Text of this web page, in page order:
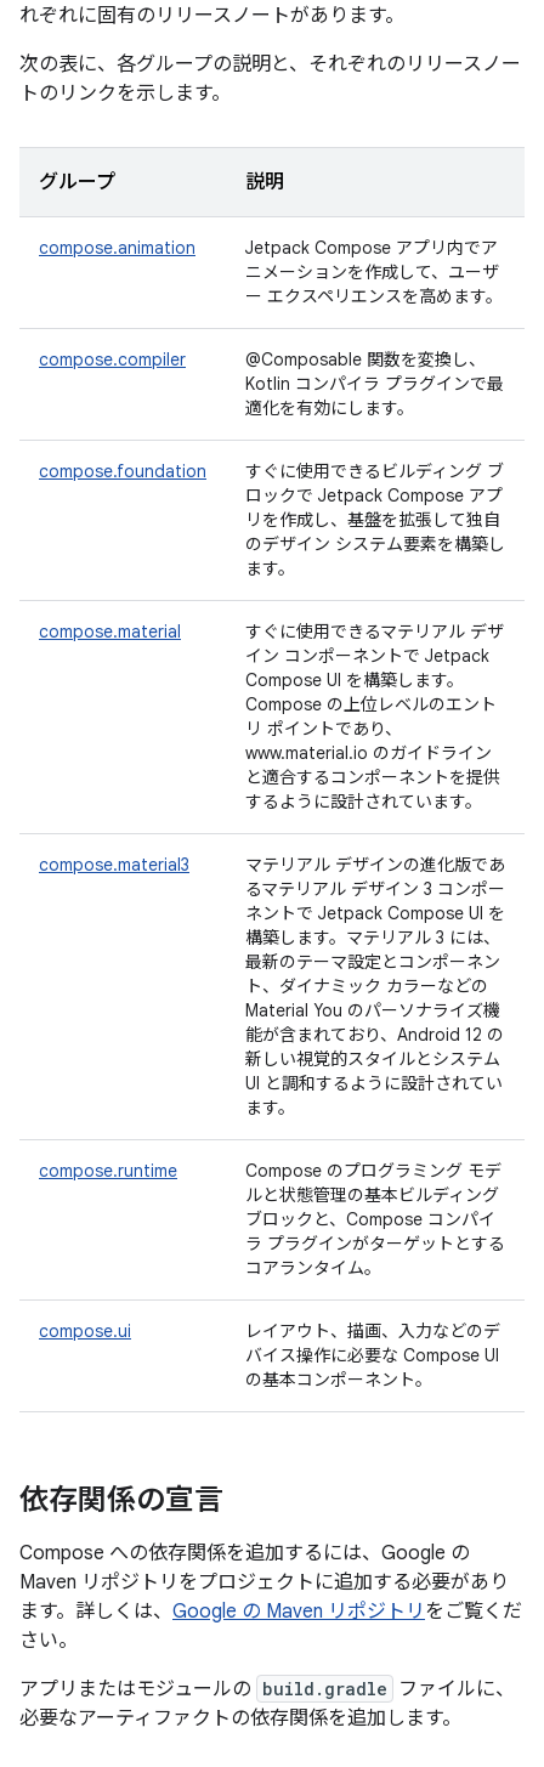
れぞれに固有のリリースノートがあります。
次の表に、各グループの説明と、それぞれのリリースノー
トのリンクを示します。
グループ 説明
compose.animation
Jetpack Compose アプリ内でア
ニメーションを作成して、ユーザ
ー エクスペリエンスを高めます。
compose.compiler
@Composable 関数を変換し、
Kotlin コンパイラ プラグインで最
適化を有効にします。
compose.foundation
すぐに使用できるビルディング ブ
ロックで Jetpack Compose アプ
リを作成し、基盤を拡張して独自
のデザイン システム要素を構築し
ます。
compose.material
すぐに使用できるマテリアル デザ
イン コンポーネントで Jetpack
Compose UI を構築します。
Compose の上位レベルのエント
リ ポイントであり、
www.material.io のガイドライン
と適合するコンポーネントを提供
するように設計されています。
compose.material3
マテリアル デザインの進化版であ
るマテリアル デザイン 3 コンポー
ネントで Jetpack Compose UI を
構築します。マテリアル 3 には、
最新のテーマ設定とコンポーネン
ト、ダイナミック カラーなどの
Material You のパーソナライズ機
能が含まれており、Android 12 の
新しい視覚的スタイルとシステム
UI と調和するように設計されてい
ます。
compose.runtime
Compose のプログラミング モデ
ルと状態管理の基本ビルディング
ブロックと、Compose コンパイ
ラ プラグインがターゲットとする
コアランタイム。
compose.ui
レイアウト、描画、入力などのデ
バイス操作に必要な Compose UI
の基本コンポーネント。
依存関係の宣言
Compose への依存関係を追加するには、Google の
Maven リポジトリをプロジェクトに追加する必要があり
ます。詳しくは、 Google の Maven リポジトリ をご覧くだ
さい。
アプリまたはモジュールの build.gradle
ファイルに、
必要なアーティファクトの依存関係を追加します。